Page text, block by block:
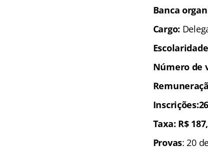
Banca
Cargo:
Escolaridade
Número de
Taxa: R$
Provas: 20